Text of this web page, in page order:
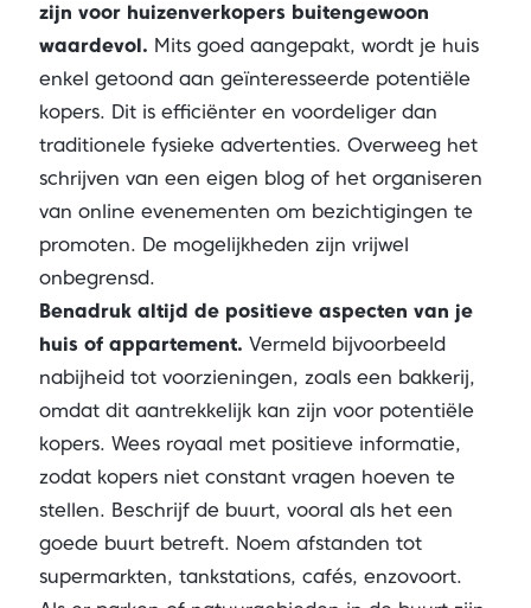
zijn voor huizenverkopers buitengewoon
waardevol. Mits goed aangepakt, wordt je huis
enkel getoond aan geïnteresseerde potentiële
kopers. Dit is efficiënter en voordeliger dan
traditionele fysieke advertenties. Overweeg het
schrijven van een eigen blog of het organiseren
van online evenementen om bezichtigingen te
promoten. De mogelijkheden zijn vrijwel
onbegrensd.
Benadruk altijd de positieve aspecten van je
huis of appartement. Vermeld bijvoorbeeld
nabijheid tot voorzieningen, zoals een bakkerij,
omdat dit aantrekkelijk kan zijn voor potentiële
kopers. Wees royaal met positieve informatie,
zodat kopers niet constant vragen hoeven te
stellen. Beschrijf de buurt, vooral als het een
goede buurt betreft. Noem afstanden tot
supermarkten, tankstations, cafés, enzovoort.